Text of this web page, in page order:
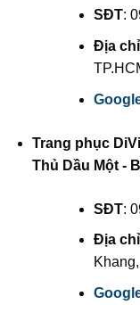
SĐT:
Địa chỉ
Trang phục
Thủ Dầu Một -
SĐT:
Địa chỉ